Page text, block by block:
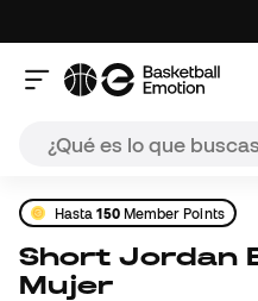
Hasta150Member Points
Short Jordan Brooklyn Fleece
Mujer